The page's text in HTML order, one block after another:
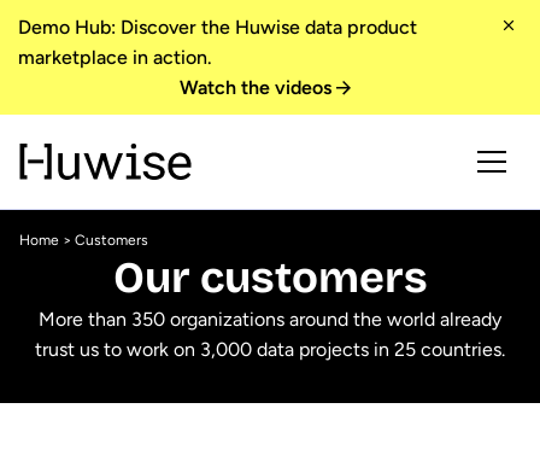
Demo Hub: Discover the Huwise data product
marketplace in action.
Watch the videos
Home > Customers
Our customers
More than 350 organizations around the world already
trust us to work on 3,000 data projects in 25 countries.